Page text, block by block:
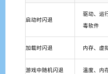
启动时闪退
驱动、运
毒软件
加载时闪退 内存、虚
游戏中随机闪退 温度、内